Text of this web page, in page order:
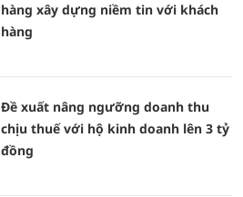
hàng xây dựng niềm tin với khách
hàng
Đề xuất nâng ngưỡng doanh thu
chịu thuế với hộ kinh doanh lên 3 tỷ
đồng